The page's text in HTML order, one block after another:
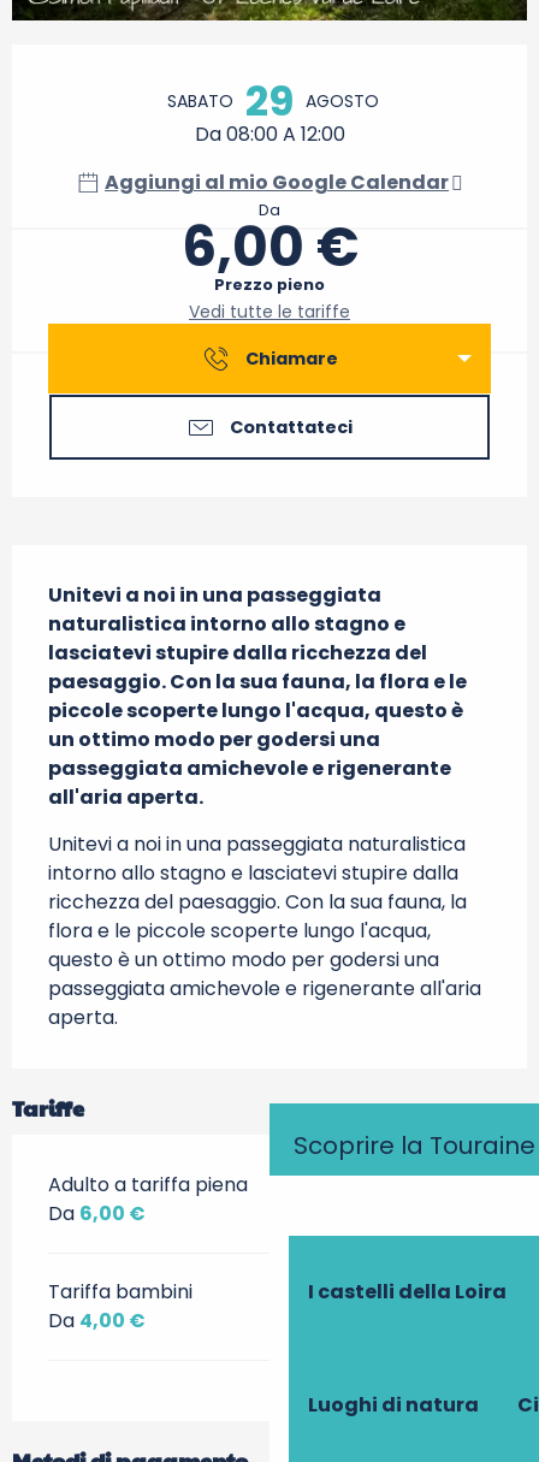
Scoprire la Touraine
I castelli della Loira
Luoghi di natura
SABATO 29 AGOSTO
Da 08:00 A 12:00
Aggiungi al mio Google Calendar
Da
6,00 €
Prezzo pieno
Vedi tutte le tariffe
Chiamare
Contattateci
Unitevi a noi in una passeggiata
naturalistica intorno allo stagno e
lasciatevi stupire dalla ricchezza del
paesaggio. Con la sua fauna, la flora e le
piccole scoperte lungo l'acqua, questo è
un ottimo modo per godersi una
passeggiata amichevole e rigenerante
all'aria aperta.
Unitevi a noi in una passeggiata naturalistica
intorno allo stagno e lasciatevi stupire dalla
ricchezza del paesaggio. Con la sua fauna, la
flora e le piccole scoperte lungo l'acqua,
questo è un ottimo modo per godersi una
passeggiata amichevole e rigenerante all'aria
aperta.
Tariffe
Adulto a tariffa piena
Da 6,00 €
Tariffa bambini
Da 4,00 €